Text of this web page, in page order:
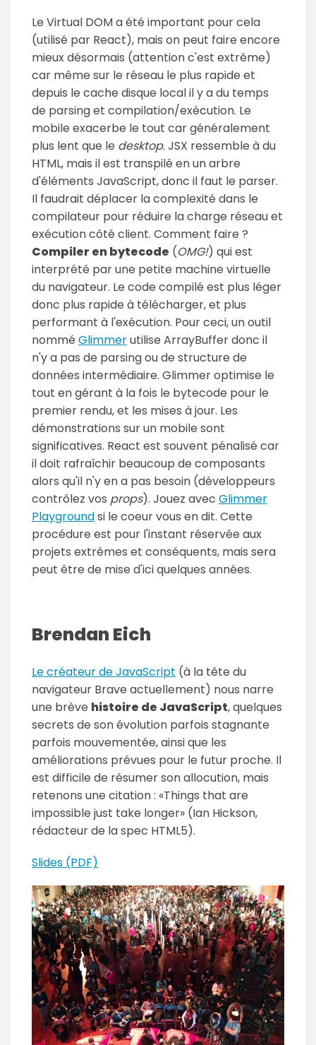
Le Virtual DOM a été important pour cela
(utilisé par React), mais on peut faire encore
mieux désormais (attention c'est extrême)
car même sur le réseau le plus rapide et
depuis le cache disque local il y a du temps
de parsing et compilation/exécution. Le
mobile exacerbe le tout car généralement
plus lent que le desktop. JSX ressemble à du
HTML, mais il est transpilé en un arbre
d'éléments JavaScript, donc il faut le parser.
Il faudrait déplacer la complexité dans le
compilateur pour réduire la charge réseau et
exécution côté client. Comment faire ?
Compiler en bytecode (OMG!) qui est
interprété par une petite machine virtuelle
du navigateur. Le code compilé est plus léger
donc plus rapide à télécharger, et plus
performant à l'exécution. Pour ceci, un outil
nommé Glimmerutilise ArrayBuffer donc il
n'y a pas de parsing ou de structure de
données intermédiaire. Glimmer optimise le
tout en gérant à la fois le bytecode pour le
premier rendu, et les mises à jour. Les
démonstrations sur un mobile sont
significatives. React est souvent pénalisé car
il doit rafraîchir beaucoup de composants
alors qu'il n'y en a pas besoin (développeurs
contrôlez vos props). Jouez avec Glimmer
Playgroundsi le coeur vous en dit. Cette
procédure est pour l'instant réservée aux
projets extrêmes et conséquents, mais sera
peut être de mise d'ici quelques années.
Brendan Eich
Le créateur de JavaScript (à la tête du
navigateur Brave actuellement) nous narre
une brève histoire de JavaScript, quelques
secrets de son évolution parfois stagnante
parfois mouvementée, ainsi que les
améliorations prévues pour le futur proche. Il
est difficile de résumer son allocution, mais
retenons une citation : Things that are
impossible just take longer (Ian Hickson,
rédacteur de la spec HTML5).
Slides (PDF)